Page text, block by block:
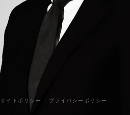
サイトポリシー プライバシーポリシー